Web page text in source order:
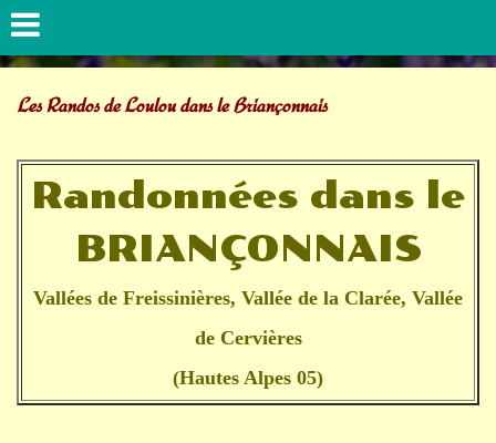
Les Randos de Loulou dans le Briançonnais
Randonnées dans le
BRIANÇONNAIS
Vallées de Freissinières, Vallée de la Clarée, Vallée
de Cervières
(Hautes Alpes 05)